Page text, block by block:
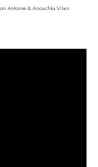
Antoine & Anouchka Vilain